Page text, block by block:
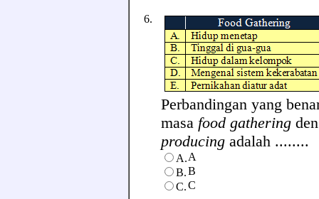
6.
Perbandingan yang
masa food gathering
producing adalah ........
A.A
B.B
C.C